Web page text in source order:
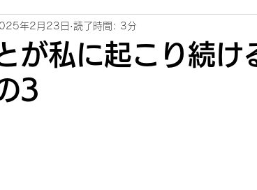
が私に起こり続け
3
年2月23日 読了時間: 3分